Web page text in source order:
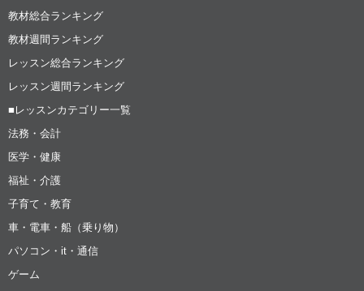
教材総合ランキング
教材週間ランキング
レッスン総合ランキング
レッスン週間ランキング
■レッスンカテゴリー一覧
法務・会計
医学・健康
福祉・介護
子育て・教育
車・電車・船（乗り物）
パソコン・it・通信
ゲーム